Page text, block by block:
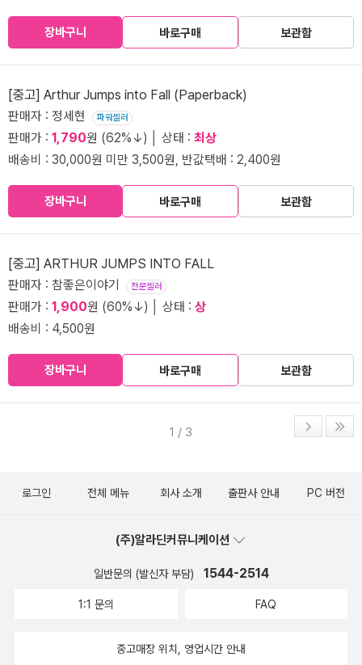
장바구니 바로구매 보관함
[중고] Arthur Jumps into Fall (Paperback)
판매자 : 정세현 파워셀러
판매가 : 1,790원 (62%↓) │ 상태 : 최상
배송비 : 30,000원 미만 3,500원, 반값택배 : 2,400원
장바구니 바로구매 보관함
[중고] ARTHUR JUMPS INTO FALL
판매자 : 참좋은이야기 전문셀러
판매가 : 1,900원 (60%↓) │ 상태 : 상
배송비 : 4,500원
장바구니 바로구매 보관함
1 / 3
로그인 전체 메뉴 회사 소개 출판사 안내 PC 버전
(주)알라딘커뮤니케이션
일반문의 (발신자 부담) 1544-2514
1:1 문의 FAQ
중고매장 위치, 영업시간 안내